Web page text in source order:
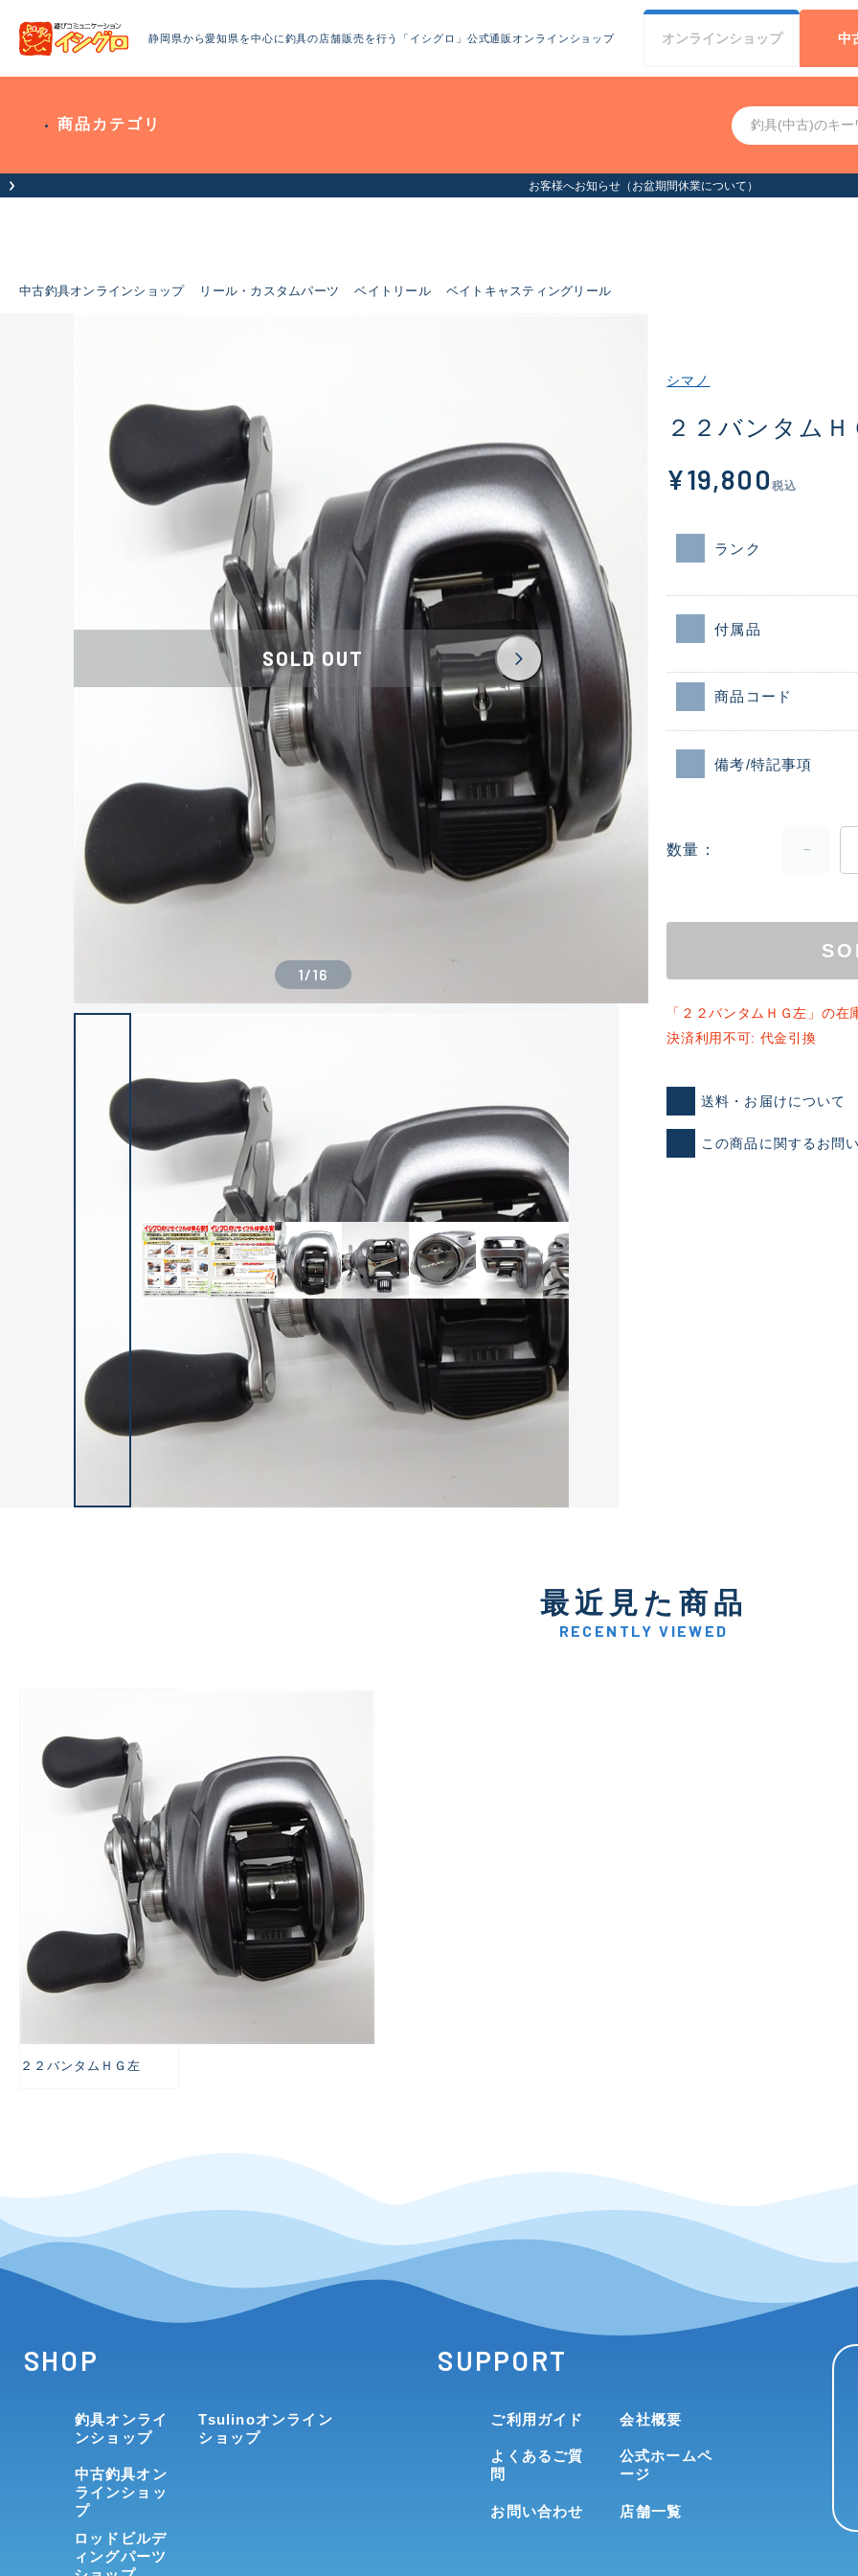
静岡県から愛知県を中心に釣具の店舗販売を行う「イシグロ」公式通販オンラインショップ オンラインショップ 中
商品カテゴリ
お客様へお知らせ（お盆期間休業について）
中古釣具オンラインショップ リール・カスタムパーツ ベイトリール ベイトキャスティングリール
良
新古品（メーカー問屋から
C-
い品
SOLD OUT
1/16
シマノ
２２バンタムＨ
¥19,800 税込
ランク
付属品
商品コード
備考/特記事項
数量
「２２バンタムＨＧ左」の在
決済利用不可: 代金引換
送料・お届けについて
この商品に関するお問
最近見た商品
RECENTLY VIEWED
２２バンタムＨＧ左
SHOP
釣具オンライ
ンショップ
中古釣具オン
ラインショッ
プ
ロッドビルデ
ィングパーツ
Tsulinoオンライン
ショップ
SUPPORT
ご利用ガイド
よくあるご質
問
お問い合わせ
会社概要
公式ホームペ
ージ
店舗一覧